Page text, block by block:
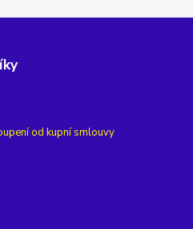
od kupní smlouvy